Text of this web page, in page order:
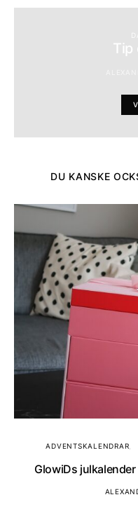
Tip
DU KANSKE
ADVENTSKALENDRAR
GlowiDs